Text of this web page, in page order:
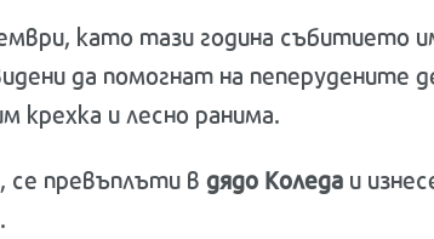
като тази година събитието
да помогнат на пеперудените
крехка и лесно ранима.
се превъплъти вдядо Коледаи